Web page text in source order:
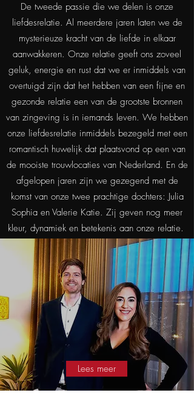
De tweede passie die we delen is onze
liefdesrelatie. Al meerdere jaren laten we de
mysterieuze kracht van de liefde in elkaar
aanwakkeren. Onze relatie geeft ons zoveel
geluk, energie en rust dat we er inmiddels van
overtuigd zijn dat het hebben van een fijne en
gezonde relatie een van de grootste bronnen
van zingeving is in iemands leven. We hebben
onze liefdesrelatie inmiddels bezegeld met een
romantisch huwelijk dat plaatsvond op een van
de mooiste trouwlocaties van Nederland. En de
afgelopen jaren zijn we gezegend met de
komst van onze twee prachtige dochters: Julia
Sophia en Valerie Katie. Zij geven nog meer
kleur, dynamiek en betekenis aan onze relatie.
Lees meer